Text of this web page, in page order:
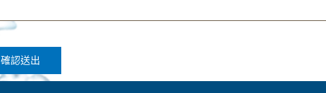
確認送出